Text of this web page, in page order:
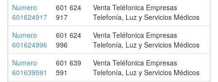
Numero
601624917
601 624
917
Venta Teléfonica Empresas
Telefonía, Luz y Servicios Médicos
Numero
601624996
601 624
996
Venta Teléfonica Empresas
Telefonía, Luz y Servicios Médicos
Numero
601639591
601 639
591
Venta Teléfonica Empresas
Telefonía, Luz y Servicios Médicos